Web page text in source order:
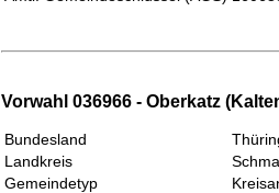
Vorwahl 036966 - Oberkatz
Bundesland
Landkreis
Gemeindetyp